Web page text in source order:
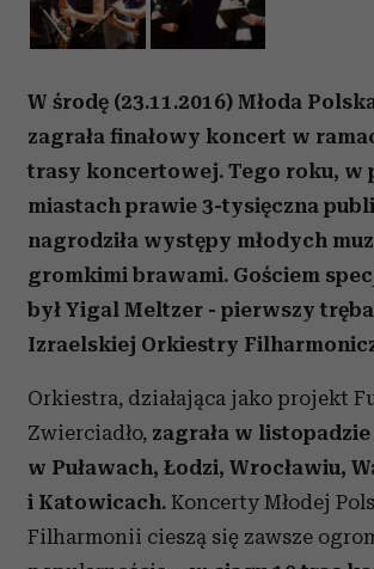
W środę (23.11.2016) Młoda
zagrała finałowy koncert w
trasy koncertowej. Tego roku, w
miastach prawie 3-tysięczna
nagrodziła występy młodych
gromkimi brawami. Gościem
był Yigal Meltzer - pierwszy
Izraelskiej Orkiestry
Orkiestra, działająca jako projekt
Zwierciadło, zagrała w
w Puławach, Łodzi, Wrocławiu,
i Katowicach. Koncerty Młodej
Filharmonii cieszą się zawsze